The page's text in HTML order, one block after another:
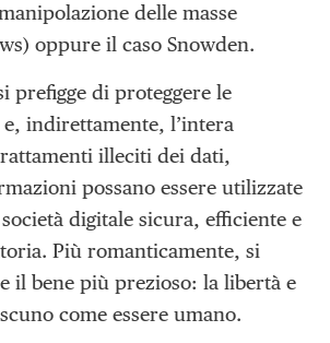
delle masse
oppure il caso Snowden.
prefigge di proteggere le
indirettamente, l’intera
illeciti dei dati,
possano essere utilizzate
digitale sicura, efficiente e
Più romanticamente, si
il bene più prezioso: la libertà e
come essere umano.